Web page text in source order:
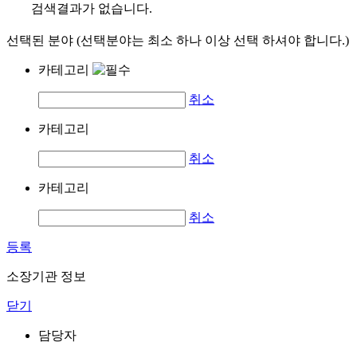
검색결과가 없습니다.
선택된 분야 (선택분야는 최소 하나 이상 선택 하셔야 합니다.)
카테고리
취소
카테고리
취소
카테고리
취소
등록
소장기관 정보
닫기
담당자